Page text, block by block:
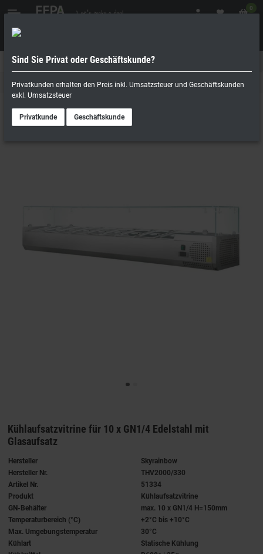
0
Geschäftskunde
Kühlaufsätze / Tapas- und Sushivitrinen
Kühlaufsatzvitrine für 10 x GN1/4 Edelstahl mit
Glasaufsatz
Hersteller
Skyrainbow
Hersteller Nr.
THV2000/330
Artikel Nr.
51334
Produkt
Kühlaufsatzvitrine
GN-Behälter
max. 10 x GN1/4 H=150mm
Temperaturbereich (°C)
+2°C bis +10°C
Max. Umgebungstemperatur
30°C
Kühlart
Statische Kühlung
Sind Sie Privat oder Geschäftskunde?
Privatkunden erhalten den Preis inkl. Umsatzsteuer und Geschäftskunden
exkl. Umsatzsteuer
Privatkunde Geschäftskunde